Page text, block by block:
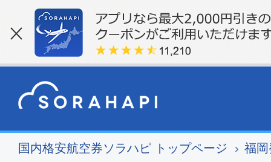
国内格安航空券ソラハピ トップページ 福